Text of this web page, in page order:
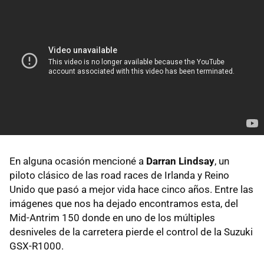
En alguna ocasión mencioné a Darran Lindsay, un
piloto clásico de las road races de Irlanda y Reino
Unido que pasó a mejor vida hace cinco años. Entre las
imágenes que nos ha dejado encontramos esta, del
Mid-Antrim 150 donde en uno de los múltiples
desniveles de la carretera pierde el control de la Suzuki
GSX-R1000.